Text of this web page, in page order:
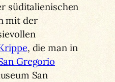
süditalienischen
mit der
, die man in
Gregorio
San